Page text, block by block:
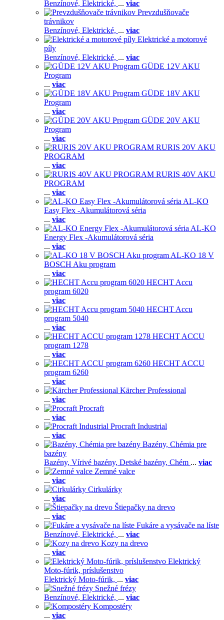
Benzínové, Elektrické, ... viac
Prevzdušňovače
trávnikov
Benzínové, Elektrické, ... viac
Elektrické a motorové
píly
Benzínové, Elektrické, ... viac
GÜDE 12V AKU
Program
... viac
GÜDE 18V AKU
Program
... viac
GÜDE 20V AKU
Program
... viac
RURIS 20V AKU
PROGRAM
... viac
RURIS 40V AKU
PROGRAM
... viac
AL-KO
Easy Flex -Akumulátorová séria
... viac
AL-KO
Energy Flex -Akumulátorová séria
... viac
AL-KO 18 V
BOSCH Aku program
... viac
HECHT Accu
program 6020
... viac
HECHT Accu
program 5040
... viac
HECHT ACCU
program 1278
... viac
HECHT ACCU
program 6260
... viac
Kärcher Professional
... viac
Procraft
... viac
Procraft Industrial
... viac
Bazény, Chémia pre
bazény
Bazény, Vírivé bazény, Detské bazény, Chém ... viac
Zemné valce
... viac
Cirkulárky
... viac
Štiepačky na drevo
... viac
Fukáre a vysávače na líste
Benzínové, Elektrické, ... viac
Kozy na drevo
... viac
Elektrický
Moto-fúrik, príslušenstvo
Elektrický Moto-fúrik, ... viac
Snežné frézy
Benzínové, Elektrické, ... viac
Kompostéry
... viac